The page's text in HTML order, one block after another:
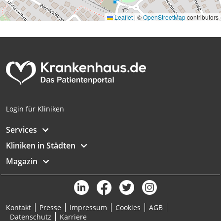
Leaflet | ©OpenStreetMapcontributors
Login für Kliniken
Services
Kliniken in Städten
Magazin
Kontakt Presse Impressum Cookies
AGB
Datenschutz
Karriere
Messung der Performance von Inhalten
Entwicklung und Verbesserung der
Angebote
Verwendung genauer Standortdaten
Geräte anhand von aktiv angeforderten
Informationen identifizieren
Nicht-IAB-Verarbeitungszwecke:
Performance